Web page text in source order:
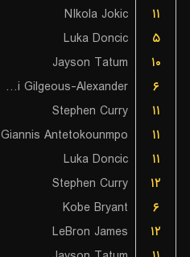
NIkola Jokic
۱۱
Luka Doncic
۵
Jayson Tatum
۱۰
Shai Gilgeous-Alexander
۶
Stephen Curry
۱۱
Giannis Antetokounmpo
۱۱
Luka Doncic
۱۱
Stephen Curry
۱۲
Kobe Bryant
۶
LeBron James
۱۲